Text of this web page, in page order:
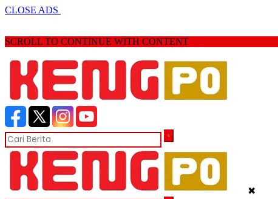
CLOSE ADS
SCROLL TO CONTINUE WITH CONTENT
✖